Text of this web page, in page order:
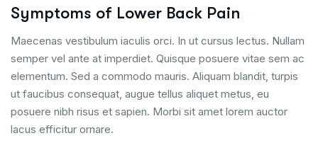
Symptoms of Lower Back Pain
Maecenas vestibulum iaculis orci. In ut cursus lectus. Nullam
semper vel ante at imperdiet. Quisque posuere vitae sem ac
elementum. Sed a commodo mauris. Aliquam blandit, turpis
ut faucibus consequat, augue tellus aliquet metus, eu
posuere nibh risus et sapien. Morbi sit amet lorem auctor
lacus efficitur ornare.